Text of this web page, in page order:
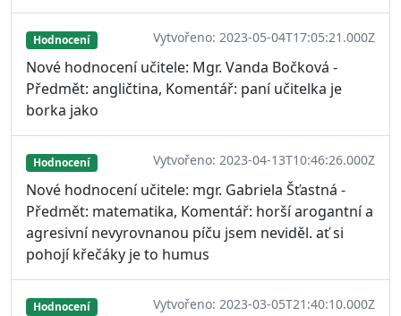
Hodnocení Vytvořeno: 2023-05-04T17:05:21.000Z
Nové hodnocení učitele: Mgr. Vanda Bočková -
Předmět: angličtina, Komentář: paní učitelka je
borka jako
Hodnocení Vytvořeno: 2023-04-13T10:46:26.000Z
Nové hodnocení učitele: mgr. Gabriela Šťastná -
Předmět: matematika, Komentář: horší arogantní a
agresivní nevyrovnanou píču jsem neviděl. ať si
pohojí křečáky je to humus
Hodnocení Vytvořeno: 2023-03-05T21:40:10.000Z